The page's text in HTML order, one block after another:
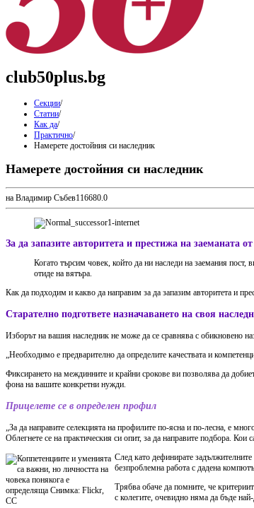
club50plus.bg
Секции/
Статии/
Как да/
Практично/
Намерете достойния си наследник
Намерете достойния си наследник
на Владимир Събев116680.0
За да запазите авторитета и престижа на заеманата
Когато търсим човек, който да ни наследи на заемания
отиде на вятъра.
Как да подходим и какво да направим за да запазим авторитета и
Старателно подгответе назначаването на своя
Изборът на вашия наследник не може да се сравнява с обикновено
„Необходимо е предварително да определите качествата и
Фиксирането на междинните и крайни срокове ви позволява да
фона на вашите конкретни нужди.
Прицелете се в определен профил
„За да направите селекцията на профилите по-ясна и по-лесна, е
Облегнете се на практическия си опит, за да направите подбора.
След като дефинирате
безпроблемна работа с дадена
Трябва обаче да помните, че
с колегите, очевидно няма да бъде